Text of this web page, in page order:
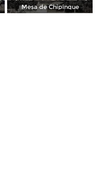
Mesa de Chipinque